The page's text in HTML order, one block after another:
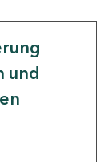
und